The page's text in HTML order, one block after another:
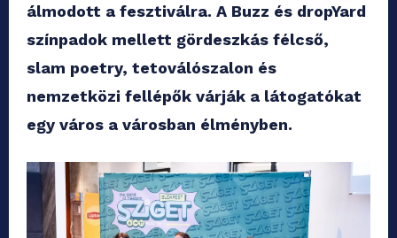
álmodott a fesztiválra. A Buzz és dropYard
színpadok mellett gördeszkás félcső,
slam poetry, tetoválószalon és
nemzetközi fellépők várják a látogatókat
egy város a városban élményben.